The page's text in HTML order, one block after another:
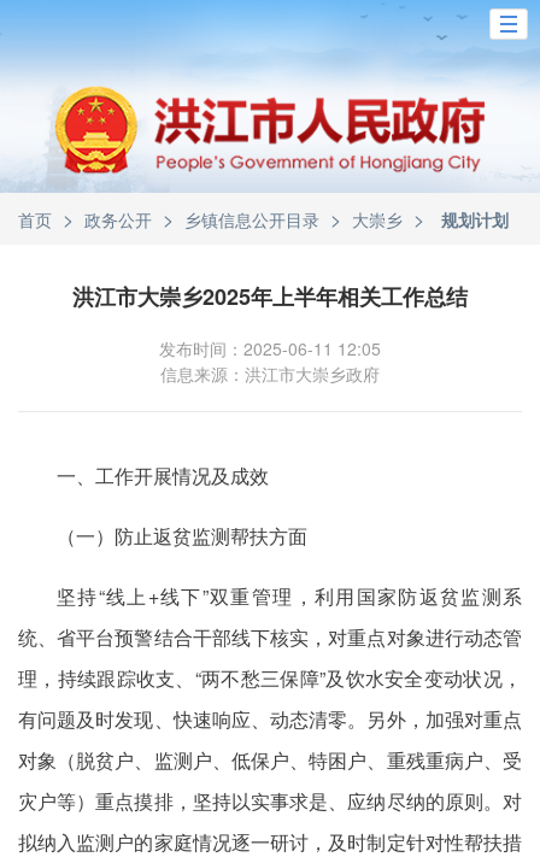
首页 > 政务公开 > 乡镇信息公开目录 > 大崇乡 > 规划计划
洪江市大崇乡2025年上半年相关工作总结
发布时间：2025-06-11 12:05
信息来源：洪江市大崇乡政府
一、工作开展情况及成效
（一）防止返贫监测帮扶方面
坚持“线上+线下”双重管理，利用国家防返贫监测系
统、省平台预警结合干部线下核实，对重点对象进行动态管
理，持续跟踪收支、“两不愁三保障”及饮水安全变动状况，
有问题及时发现、快速响应、动态清零。另外，加强对重点
对象（脱贫户、监测户、低保户、特困户、重残重病户、受
灾户等）重点摸排，坚持以实事求是、应纳尽纳的原则。对
拟纳入监测户的家庭情况逐一研讨，及时制定针对性帮扶措